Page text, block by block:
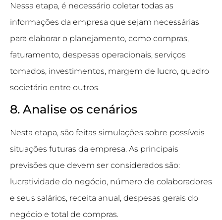
Nessa etapa, é necessário coletar todas as
informações da empresa que sejam necessárias
para elaborar o planejamento, como compras,
faturamento, despesas operacionais, serviços
tomados, investimentos, margem de lucro, quadro
societário entre outros.
8. Analise os cenários
Nesta etapa, são feitas simulações sobre possíveis
situações futuras da empresa. As principais
previsões que devem ser considerados são:
lucratividade do negócio, número de colaboradores
e seus salários, receita anual, despesas gerais do
negócio e total de compras.